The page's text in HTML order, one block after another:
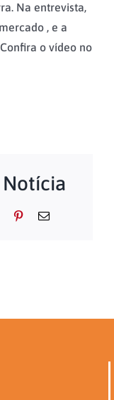
Na entrevista,
, e a
o vídeo no
Tumblr Pinterest
E-